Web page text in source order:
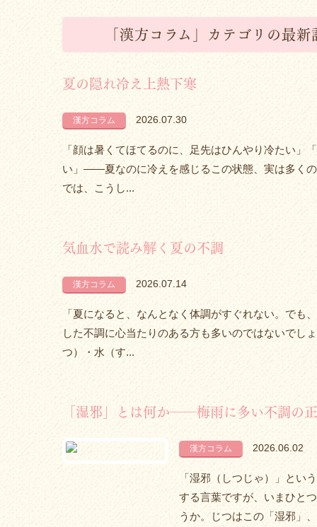
「漢方コラム」カテゴリの最
夏の隠れ冷え上熱下寒
漢方コラム 2026.07.30
「顔は暑くてほてるのに、足先はひんやり冷たい
い」――夏なのに冷えを感じるこの状態、実は多く
では、こうし...
気血水で読み解く夏の不調
漢方コラム 2026.07.14
「夏になると、なんとなく体調がすぐれない。で
した不調に心当たりのある方も多いのではないでし
つ）・水（す...
「湿邪」とは何か――梅雨に多い不調の
漢方コラム 2026.06.02
「湿邪（しつじゃ）」とい
する言葉ですが、いまひと
うか。じつはこの「湿邪」